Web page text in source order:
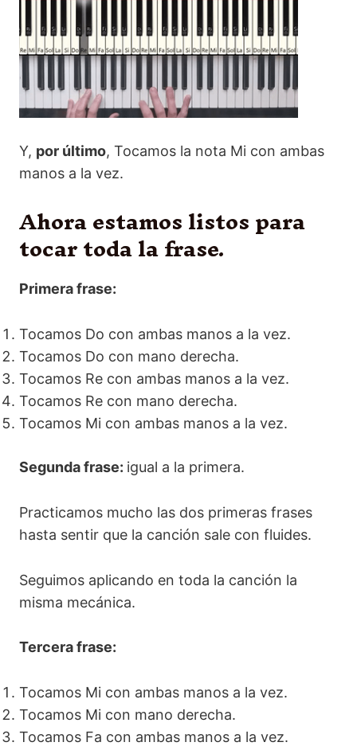
Y, por último, Tocamos la nota Mi con ambas
manos a la vez.
Ahora estamos listos para
tocar toda la frase.
Primera frase:
Tocamos Do con ambas manos a la vez.
Tocamos Do con mano derecha.
Tocamos Re con ambas manos a la vez.
Tocamos Re con mano derecha.
Tocamos Mi con ambas manos a la vez.
Segunda frase: igual a la primera.
Practicamos mucho las dos primeras frases
hasta sentir que la canción sale con fluides.
Seguimos aplicando en toda la canción la
misma mecánica.
Tercera frase:
Tocamos Mi con ambas manos a la vez.
Tocamos Mi con mano derecha.
Tocamos Fa con ambas manos a la vez.